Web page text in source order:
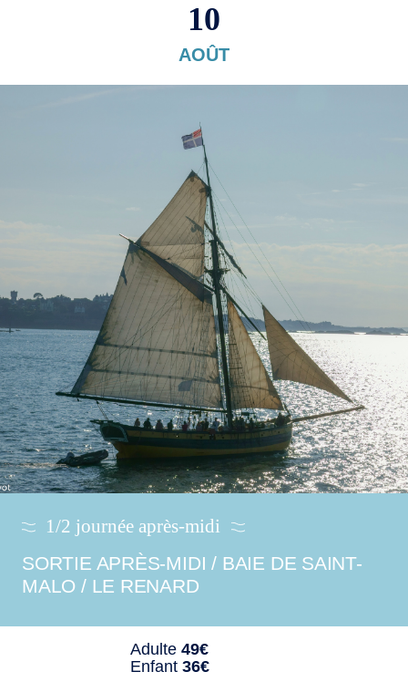
10
AOÛT
1/2 journée après-midi
SORTIE APRÈS-MIDI / BAIE DE SAINT-
MALO / LE RENARD
Adulte 49€
Enfant 36€